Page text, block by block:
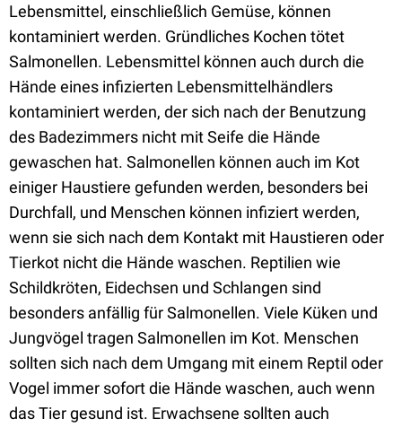
Lebensmittel, einschließlich Gemüse, können
kontaminiert werden. Gründliches Kochen tötet
Salmonellen. Lebensmittel können auch durch die
Hände eines infizierten Lebensmittelhändlers
kontaminiert werden, der sich nach der Benutzung
des Badezimmers nicht mit Seife die Hände
gewaschen hat. Salmonellen können auch im Kot
einiger Haustiere gefunden werden, besonders bei
Durchfall, und Menschen können infiziert werden,
wenn sie sich nach dem Kontakt mit Haustieren oder
Tierkot nicht die Hände waschen. Reptilien wie
Schildkröten, Eidechsen und Schlangen sind
besonders anfällig für Salmonellen. Viele Küken und
Jungvögel tragen Salmonellen im Kot. Menschen
sollten sich nach dem Umgang mit einem Reptil oder
Vogel immer sofort die Hände waschen, auch wenn
das Tier gesund ist. Erwachsene sollten auch